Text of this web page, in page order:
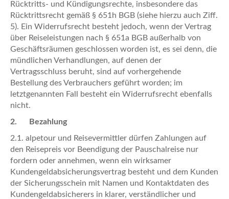
Rücktritts- und Kündigungsrechte, insbesondere das
Rücktrittsrecht gemäß § 651h BGB (siehe hierzu auch Ziff.
5). Ein Widerrufsrecht besteht jedoch, wenn der Vertrag
über Reiseleistungen nach § 651a BGB außerhalb von
Geschäftsräumen geschlossen worden ist, es sei denn, die
mündlichen Verhandlungen, auf denen der
Vertragsschluss beruht, sind auf vorhergehende
Bestellung des Verbrauchers geführt worden; im
letztgenannten Fall besteht ein Widerrufsrecht ebenfalls
nicht.
2. Bezahlung
2.1. alpetour und Reisevermittler dürfen Zahlungen auf
den Reisepreis vor Beendigung der Pauschalreise nur
fordern oder annehmen, wenn ein wirksamer
Kundengeldabsicherungsvertrag besteht und dem Kunden
der Sicherungsschein mit Namen und Kontaktdaten des
Kundengeldabsicherers in klarer, verständlicher und